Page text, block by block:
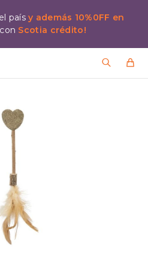
paísy además 10%0FF en
con Scotia crédito!